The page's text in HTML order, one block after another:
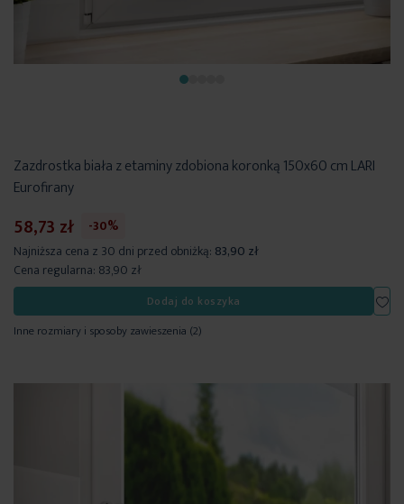
Zazdrostka biała z etaminy zdobiona koronką 150x60 cm LARI
Eurofirany
58,73 zł
-30%
Najniższa cena z 30 dni przed obniżką: 83,90 zł
Cena regularna: 83,90 zł
Dodaj do koszyka
Inne rozmiary i sposoby zawieszenia (2)